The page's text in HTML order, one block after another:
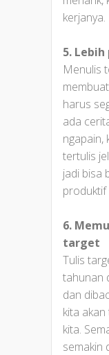
kerjanya.
5.
Menulis
harus
ada
ngapain,
tertulis
jadi bisa
produktif
6.
target
Tulis
tahunan
dan
kita
kita.
semakin